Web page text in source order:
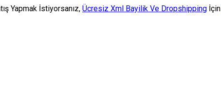
Yapmak İstiyorsanız, Ücresiz Xml Bayilik Ve Dropshipping İçin